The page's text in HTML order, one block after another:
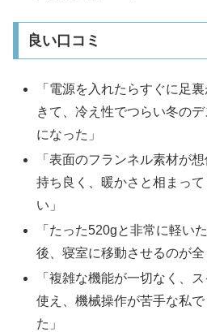
良い口コミ
「電源を入れたらすぐに足
きて、冷え性でつらい冬の
になった」
「表面のフランネル素材が
持ち良く、暖かさと相まっ
い」
「たった520gと非常に軽い
後、寝室に移動させるのが全
「複雑な機能が一切なく、
使え、機械操作が苦手な私
た」